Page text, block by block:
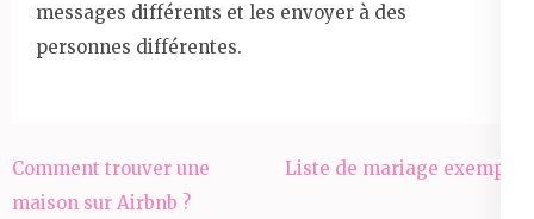
messages différents et les envoyer à des
personnes différentes.
Navigation
de
Comment trouver une
maison sur Airbnb ?
Liste de mariage exemple